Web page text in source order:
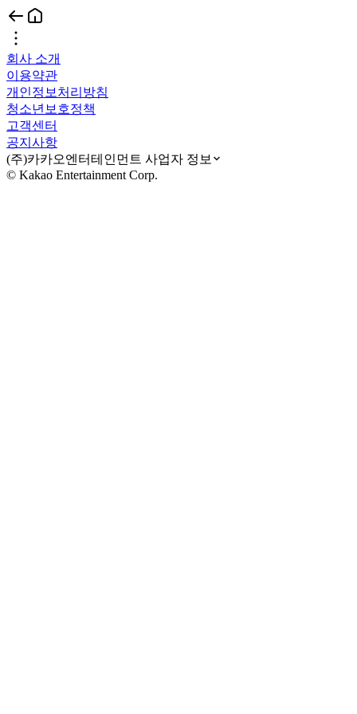
회사 소개
이용약관
개인정보처리방침
청소년보호정책
고객센터
공지사항
(주)카카오엔터테인먼트 사업자 정보
© Kakao Entertainment Corp.